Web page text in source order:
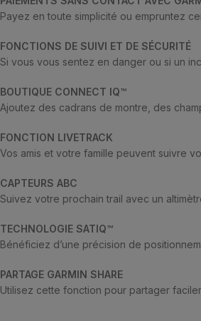
Payez en toute simplicité ou empruntez
FONCTIONS DE SUIVI ET DE SÉCURITÉ
Si vous vous sentez en danger ou si un
BOUTIQUE CONNECT IQ™
Ajoutez des cadrans de montre, des
FONCTION LIVETRACK
Vos amis et votre famille peuvent suivre
CAPTEURS ABC
Suivez votre prochain trail avec un
TECHNOLOGIE SATIQ™
Bénéficiez d’une précision de
PARTAGE GARMIN SHARE
Utilisez cette fonction pour partager